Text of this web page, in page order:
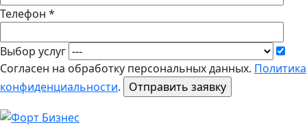
Телефон *
Выбор услуг
Согласен на обработку персональных данных. Политика
конфиденциальности.